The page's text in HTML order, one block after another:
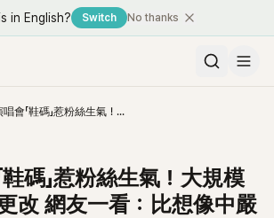
in English? Switch No thanks
BTS演唱會「鞋碼」惹粉絲生氣！大規模向公司要求更改 網友一看：比想像中嚴重
鞋碼」惹粉絲生氣！大規模
改 網友一看：比想像中嚴